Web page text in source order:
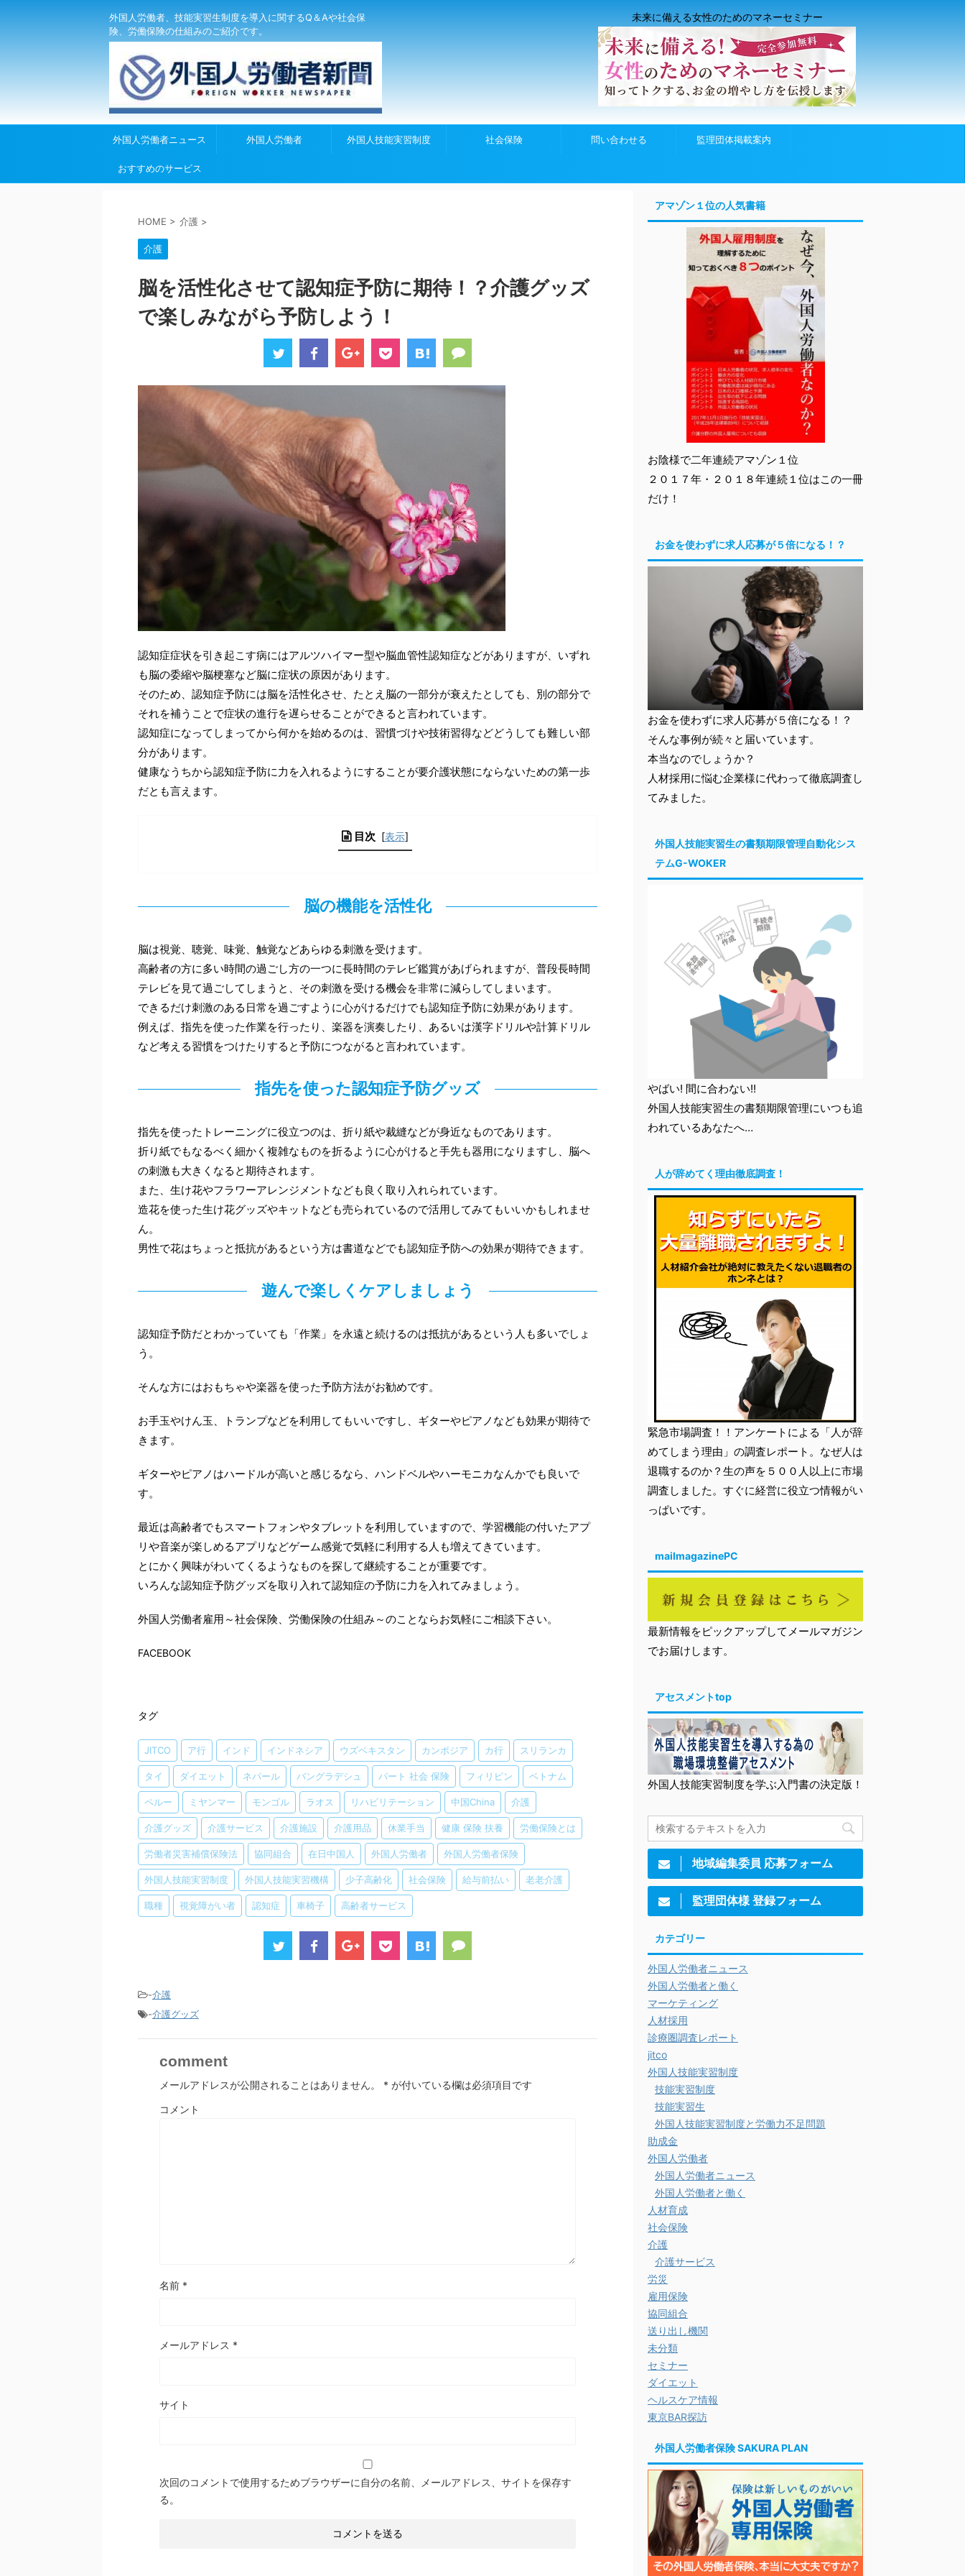
外国人労働者、技能実習生制度を導入に関するQ＆Aや社会保
険、労働保険の仕組みのご紹介です。
未来に備える女性のためのマネーセミナー
外国人労働者ニュース 外国人労働者 外国人技能実習制度 社会保険 問い合わせる 監理団体掲載案内
おすすめのサービス
HOME > 介護 >
介護
脳を活性化させて認知症予防に期待！？介護グッズ
で楽しみながら予防しよう！
認知症症状を引き起こす病にはアルツハイマー型や脳血管性認知症などがありますが、いずれ
も脳の委縮や脳梗塞など脳に症状の原因があります。
そのため、認知症予防には脳を活性化させ、たとえ脳の一部分が衰えたとしても、別の部分で
それを補うことで症状の進行を遅らせることができると言われています。
認知症になってしまってから何かを始めるのは、習慣づけや技術習得などどうしても難しい部
分があります。
健康なうちから認知症予防に力を入れるようにすることが要介護状態にならないための第一歩
だとも言えます。
目次 [表示]
脳の機能を活性化
脳は視覚、聴覚、味覚、触覚などあらゆる刺激を受けます。
高齢者の方に多い時間の過ごし方の一つに長時間のテレビ鑑賞があげられますが、普段長時間
テレビを見て過ごしてしまうと、その刺激を受ける機会を非常に減らしてしまいます。
できるだけ刺激のある日常を過ごすように心がけるだけでも認知症予防に効果があります。
例えば、指先を使った作業を行ったり、楽器を演奏したり、あるいは漢字ドリルや計算ドリル
など考える習慣をつけたりすると予防につながると言われています。
指先を使った認知症予防グッズ
指先を使ったトレーニングに役立つのは、折り紙や裁縫などが身近なものであります。
折り紙でもなるべく細かく複雑なものを折るように心がけると手先も器用になりますし、脳へ
の刺激も大きくなると期待されます。
また、生け花やフラワーアレンジメントなども良く取り入れられています。
造花を使った生け花グッズやキットなども売られているので活用してみてもいいかもしれませ
ん。
男性で花はちょっと抵抗があるという方は書道などでも認知症予防への効果が期待できます。
遊んで楽しくケアしましょう
認知症予防だとわかっていても「作業」を永遠と続けるのは抵抗があるという人も多いでしょ
う。
そんな方にはおもちゃや楽器を使った予防方法がお勧めです。
お手玉やけん玉、トランプなどを利用してもいいですし、ギターやピアノなども効果が期待で
きます。
ギターやピアノはハードルが高いと感じるなら、ハンドベルやハーモニカなんかでも良いで
す。
最近は高齢者でもスマートフォンやタブレットを利用していますので、学習機能の付いたアプ
リや音楽が楽しめるアプリなどゲーム感覚で気軽に利用する人も増えてきています。
とにかく興味がわいてくるようなものを探して継続することが重要です。
いろんな認知症予防グッズを取り入れて認知症の予防に力を入れてみましょう。
外国人労働者雇用～社会保険、労働保険の仕組み～のことならお気軽にご相談下さい。
FACEBOOK
タグ
JITCO ア行 インド インドネシア ウズベキスタン カンボジア カ行 スリランカ
タイ ダイエット ネパール バングラデシュ パート 社会 保険 フィリピン ベトナム
ペルー ミヤンマー モンゴル ラオス リハビリテーション 中国China 介護
介護グッズ 介護サービス 介護施設 介護用品 休業手当 健康 保険 扶養 労働保険とは
労働者災害補償保険法 協同組合 在日中国人 外国人労働者 外国人労働者保険
外国人技能実習制度 外国人技能実習機構 少子高齢化 社会保険 給与前払い 老老介護
職種 視覚障がい者 認知症 車椅子 高齢者サービス
-介護
-介護グッズ
comment
メールアドレスが公開されることはありません。 * が付いている欄は必須項目です
コメント
名前 *
メールアドレス *
サイト
次回のコメントで使用するためブラウザーに自分の名前、メールアドレス、サイトを保存す
る。
アマゾン１位の人気書籍
お陰様で二年連続アマゾン１位
２０１７年・２０１８年連続１位はこの一冊
だけ！
お金を使わずに求人応募が５倍になる！？
お金を使わずに求人応募が５倍になる！？
そんな事例が続々と届いています。
本当なのでしょうか？
人材採用に悩む企業様に代わって徹底調査し
てみました。
外国人技能実習生の書類期限管理自動化シス
テムG-WOKER
やばい! 間に合わない!!
外国人技能実習生の書類期限管理にいつも追
われているあなたへ…
人が辞めてく理由徹底調査！
緊急市場調査！！アンケートによる「人が辞
めてしまう理由」の調査レポート。なぜ人は
退職するのか？生の声を５００人以上に市場
調査しました。すぐに経営に役立つ情報がい
っぱいです。
mailmagazinePC
最新情報をピックアップしてメールマガジン
でお届けします。
アセスメントtop
外国人技能実習制度を学ぶ入門書の決定版！
地域編集委員 応募フォーム
監理団体様 登録フォーム
カテゴリー
外国人労働者ニュース
外国人労働者と働く
マーケティング
人材採用
診療圏調査レポート
jitco
外国人技能実習制度
技能実習制度
技能実習生
外国人技能実習制度と労働力不足問題
助成金
外国人労働者
外国人労働者ニュース
外国人労働者と働く
人材育成
社会保険
介護
介護サービス
労災
雇用保険
協同組合
送り出し機関
未分類
セミナー
ダイエット
ヘルスケア情報
東京BAR探訪
外国人労働者保険 SAKURA PLAN